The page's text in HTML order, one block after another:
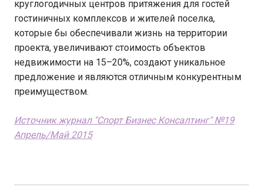
круглогодичных центров притяжения для гостей
гостиничных комплексов и жителей поселка,
которые бы обеспечивали жизнь на территории
проекта, увеличивают стоимость объектов
недвижимости на 15–20%, создают уникальное
предложение и являются отличным конкурентным
преимуществом.
Источник журнал "Спорт Бизнес Консалтинг" №19
Апрель/Май 2015